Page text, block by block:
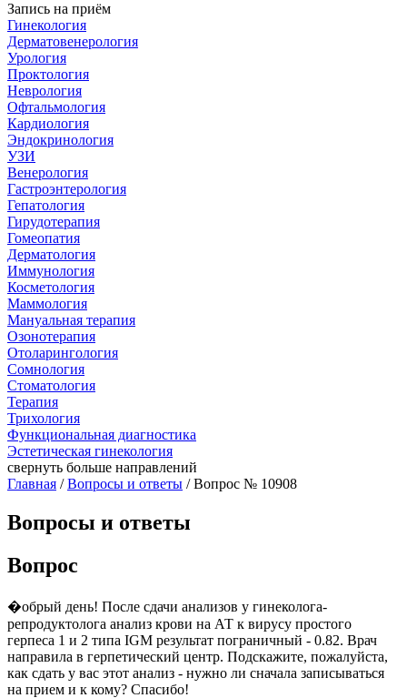
Запись на приём
Гинекология
Дерматовенерология
Урология
Проктология
Неврология
Офтальмология
Кардиология
Эндокринология
УЗИ
Венерология
Гастроэнтерология
Гепатология
Гирудотерапия
Гомеопатия
Дерматология
Иммунология
Косметология
Маммология
Мануальная терапия
Озонотерапия
Отоларингология
Сомнология
Стоматология
Терапия
Трихология
Функциональная диагностика
Эстетическая гинекология
свернуть больше направлений
Главная /Вопросы и ответы / Вопрос № 10908
Вопросы и ответы
Вопрос
�обрый день! После сдачи анализов у гинеколога-
репродуктолога анализ крови на АТ к вирусу простого
герпеса 1 и 2 типа IGM результат пограничный - 0.82. Врач
направила в герпетический центр. Подскажите, пожалуйста,
как сдать у вас этот анализ - нужно ли сначала записываться
на прием и к кому? Спасибо!